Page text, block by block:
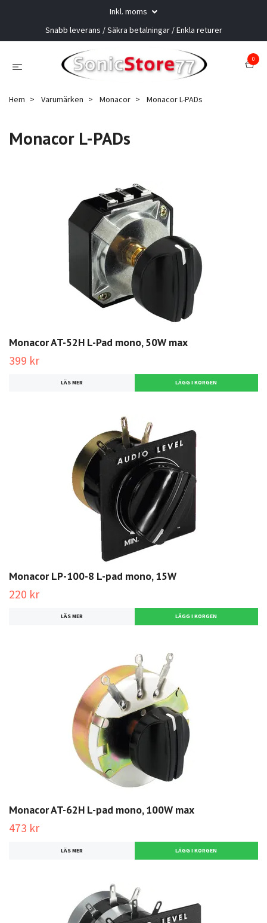
Inkl. moms
Snabb leverans / Säkra betalningar / Enkla returer
0
Hem Varumärken Monacor Monacor L-PADs
Monacor L-PADs
Monacor AT-52H L-Pad mono, 50W max
399 kr
LÄS MER
Monacor LP-100-8 L-pad mono, 15W
220 kr
LÄS MER
Monacor AT-62H L-pad mono, 100W max
473 kr
LÄS MER